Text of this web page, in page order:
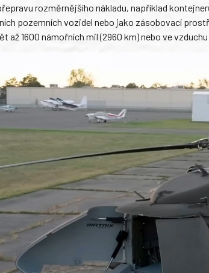
rozměrnějšího nákladu, například
pozemních vozidel nebo jako zásobovací
až 1600 námořních mil (2960 km) nebo ve